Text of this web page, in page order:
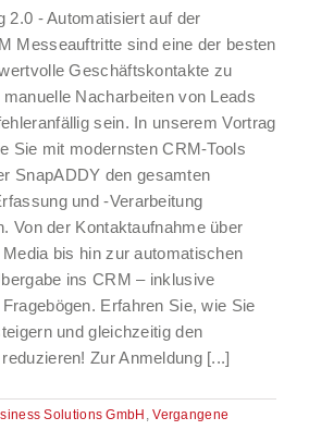
2.0 - Automatisiert auf der
Messeauftritte sind eine der besten
Geschäftskontakte zu
Nacharbeiten von Leads
sein. In unserem Vortrag
Sie mit modernsten CRM-Tools
SnapADDY den gesamten
und -Verarbeitung
Von der Kontaktaufnahme über
bis hin zur automatischen
ins CRM – inklusive
Erfahren Sie, wie Sie
und gleichzeitig den
Zur Anmeldung [...]
Solutions GmbH ,Vergangene